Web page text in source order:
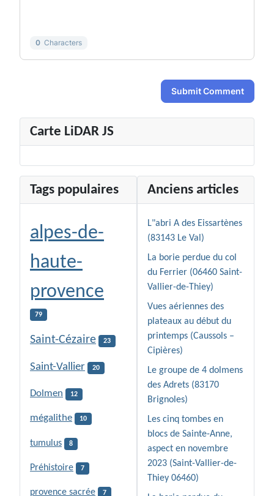
0 Characters
Submit Comment
Carte LiDAR JS
Tags populaires
alpes-de-
haute-
provence
79
Saint-Cézaire 23
Saint-Vallier 20
Dolmen 12
mégalithe 10
tumulus 8
Préhistoire 7
provence sacrée 7
Anciens articles
L"abri A des Eissartènes
(83143 Le Val)
La borie perdue du col
du Ferrier (06460 Saint-
Vallier-de-Thiey)
Vues aériennes des
plateaux au début du
printemps (Caussols –
Cipières)
Le groupe de 4 dolmens
des Adrets (83170
Brignoles)
Les cinq tombes en
blocs de Sainte-Anne,
aspect en novembre
2023 (Saint-Vallier-de-
Thiey 06460)